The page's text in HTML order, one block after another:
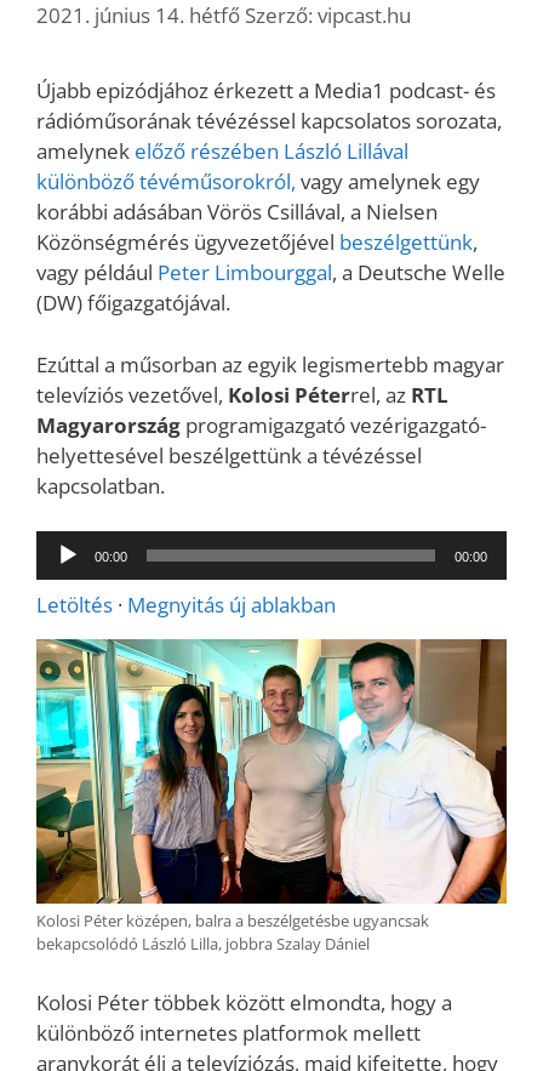
2021. június 14. hétfő Szerző: vipcast.hu
Újabb epizódjához érkezett a Media1 podcast- és
rádióműsorának tévézéssel kapcsolatos sorozata,
amelynek előző részében László Lillával
különböző tévéműsorokról, vagy amelynek egy
korábbi adásában Vörös Csillával, a Nielsen
Közönségmérés ügyvezetőjével beszélgettünk,
vagy például Peter Limbourggal, a Deutsche Welle
(DW) főigazgatójával.
Ezúttal a műsorban az egyik legismertebb magyar
televíziós vezetővel, Kolosi Péterrel, az RTL
Magyarország programigazgató vezérigazgató-
helyettesével beszélgettünk a tévézéssel
kapcsolatban.
Audió
lejátszó
00:00 00:00
Letöltés · Megnyitás új ablakban
Kolosi Péter középen, balra a beszélgetésbe ugyancsak
bekapcsolódó László Lilla, jobbra Szalay Dániel
Kolosi Péter többek között elmondta, hogy a
különböző internetes platformok mellett
aranykorát éli a televíziózás, majd kifejtette, hogy